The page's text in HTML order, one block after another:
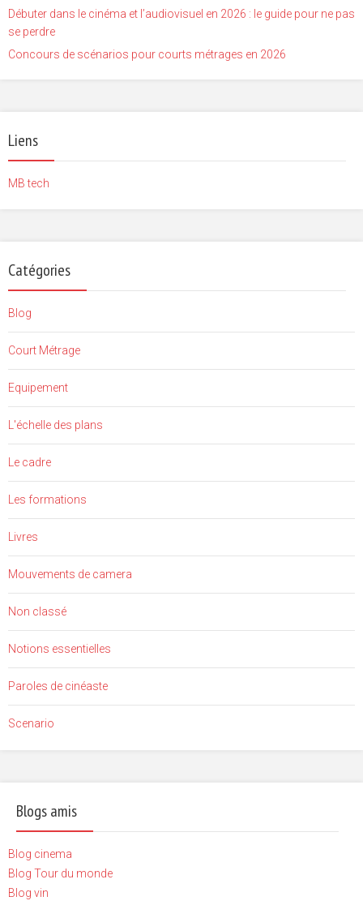
Débuter dans le cinéma et l’audiovisuel en 2026 : le guide pour ne pas
se perdre
Concours de scénarios pour courts métrages en 2026
Liens
MB tech
Catégories
Blog
Court Métrage
Equipement
L'échelle des plans
Le cadre
Les formations
Livres
Mouvements de camera
Non classé
Notions essentielles
Paroles de cinéaste
Scenario
Blogs amis
Blog cinema
Blog Tour du monde
Blog vin